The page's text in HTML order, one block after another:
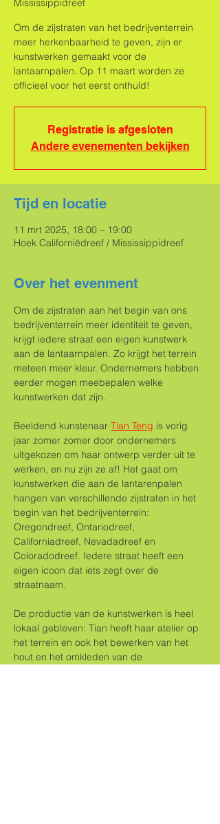
Mississippidreef
Om de zijstraten van het bedrijventerrein
meer herkenbaarheid te geven, zijn er
kunstwerken gemaakt voor de
lantaarnpalen. Op 11 maart worden ze
officieel voor het eerst onthuld!
Registratie is afgesloten
Andere evenementen bekijken
Tijd en locatie
11 mrt 2025, 18:00 – 19:00
Hoek Californiëdreef / Mississippidreef
Over het evenment
Om de zijstraten aan het begin van ons
bedrijventerrein meer identiteit te geven,
krijgt iedere straat een eigen kunstwerk
aan de lantaarnpalen. Zo krijgt het terrein
meteen meer kleur. Ondernemers hebben
eerder mogen meebepalen welke
kunstwerken dat zijn.
Beeldend kunstenaar Tian Teng is vorig
jaar zomer zomer door ondernemers
uitgekozen om haar ontwerp verder uit te
werken, en nu zijn ze af! Het gaat om
kunstwerken die aan de lantarenpalen
hangen van verschillende zijstraten in het
begin van het bedrijventerrein:
Oregondreef, Ontariodreef,
Californiadreef, Nevadadreef en
Coloradodreef. Iedere straat heeft een
eigen icoon dat iets zegt over de
straatnaam.
De productie van de kunstwerken is heel
lokaal gebleven: Tian heeft haar atelier op
het terrein en ook het bewerken van het
hout en het omkleden van de